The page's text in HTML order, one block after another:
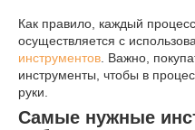
Как правило, каждый
осуществляется с
инструментов . Важно,
инструменты, чтобы в
руки.
Самые нужные